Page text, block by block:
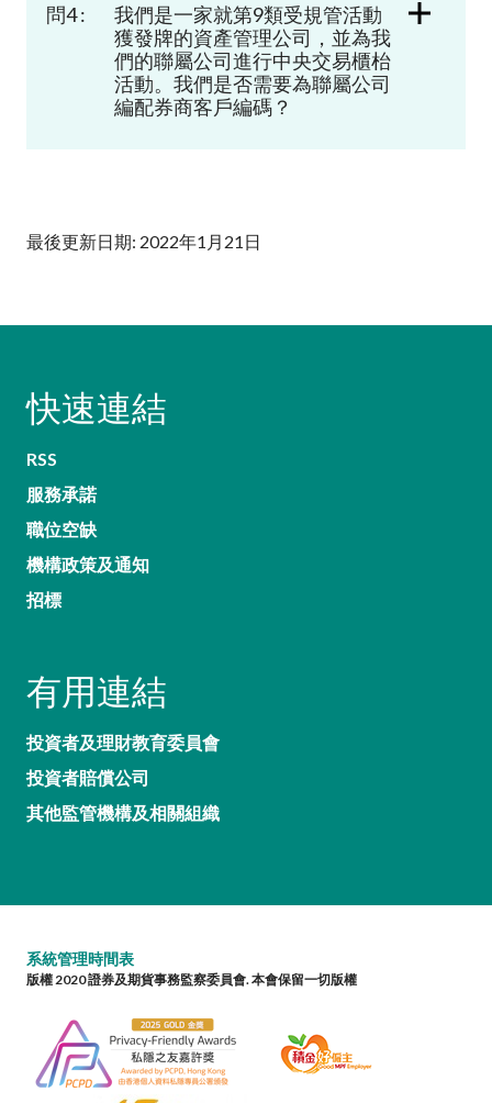
問4 :
我們是一家就第9類受規管活動
獲發牌的資產管理公司，並為我
們的聯屬公司進行中央交易櫃枱
活動。我們是否需要為聯屬公司
編配券商客戶編碼？
最後更新日期: 2022年1月21日
快速連結
RSS
服務承諾
職位空缺
機構政策及通知
招標
有用連結
投資者及理財教育委員會
投資者賠償公司
其他監管機構及相關組織
系統管理時間表
版權 2020 證券及期貨事務監察委員會. 本會保留一切版權